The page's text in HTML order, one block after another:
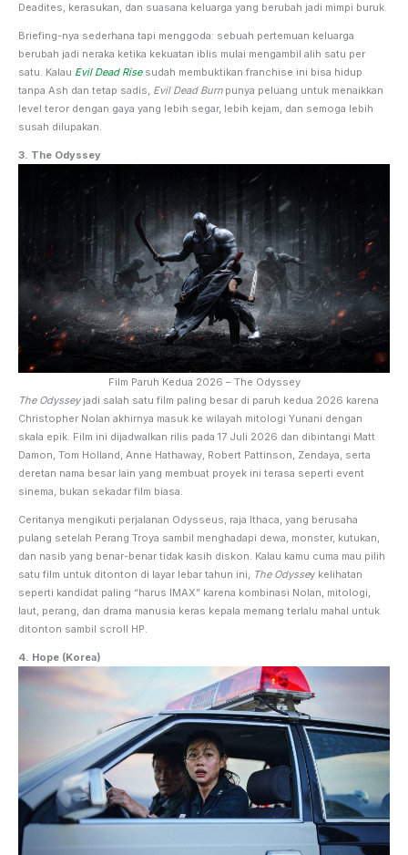
Deadites, kerasukan, dan suasana keluarga yang berubah jadi mimpi buruk.
Briefing-nya sederhana tapi menggoda: sebuah pertemuan keluarga
berubah jadi neraka ketika kekuatan iblis mulai mengambil alih satu per
satu. Kalau Evil Dead Risesudah membuktikan franchise ini bisa hidup
tanpa Ash dan tetap sadis, Evil Dead Burnpunya peluang untuk menaikkan
level teror dengan gaya yang lebih segar, lebih kejam, dan semoga lebih
susah dilupakan.
3. The Odyssey
Film Paruh Kedua 2026 – The Odyssey
The Odysseyjadi salah satu film paling besar di paruh kedua 2026 karena
Christopher Nolan akhirnya masuk ke wilayah mitologi Yunani dengan
skala epik. Film ini dijadwalkan rilis pada 17 Juli 2026 dan dibintangi Matt
Damon, Tom Holland, Anne Hathaway, Robert Pattinson, Zendaya, serta
deretan nama besar lain yang membuat proyek ini terasa seperti event
sinema, bukan sekadar film biasa.
Ceritanya mengikuti perjalanan Odysseus, raja Ithaca, yang berusaha
pulang setelah Perang Troya sambil menghadapi dewa, monster, kutukan,
dan nasib yang benar-benar tidak kasih diskon. Kalau kamu cuma mau pilih
satu film untuk ditonton di layar lebar tahun ini,
The Odyssey kelihatan
seperti kandidat paling “harus IMAX” karena kombinasi Nolan, mitologi,
laut, perang, dan drama manusia keras kepala memang terlalu mahal untuk
ditonton sambil scroll HP.
4. Hope (Korea)